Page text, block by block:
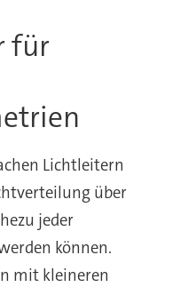
für
Lichtleitern
über
jeder
können.
mit kleineren